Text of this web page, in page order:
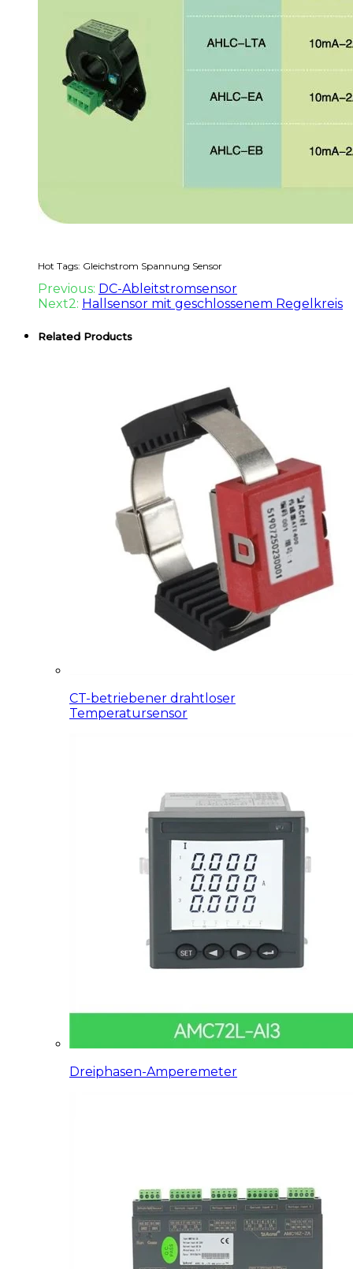
Hot Tags: Gleichstrom Spannung Sensor
Previous: DC-Ableitstromsensor
Next2: Hallsensor mit geschlossenem Regelkreis
Related Products
CT-betriebener drahtloser
Temperatursensor
Dreiphasen-Amperemeter